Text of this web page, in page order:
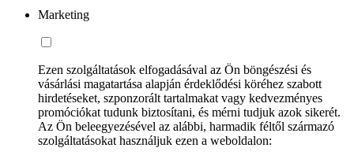
Marketing
Ezen szolgáltatások elfogadásával az Ön böngészési és
vásárlási magatartása alapján érdeklődési köréhez szabott
hirdetéseket, szponzorált tartalmakat vagy kedvezményes
promóciókat tudunk biztosítani, és mérni tudjuk azok sikerét.
Az Ön beleegyezésével az alábbi, harmadik féltől származó
szolgáltatásokat használjuk ezen a weboldalon: